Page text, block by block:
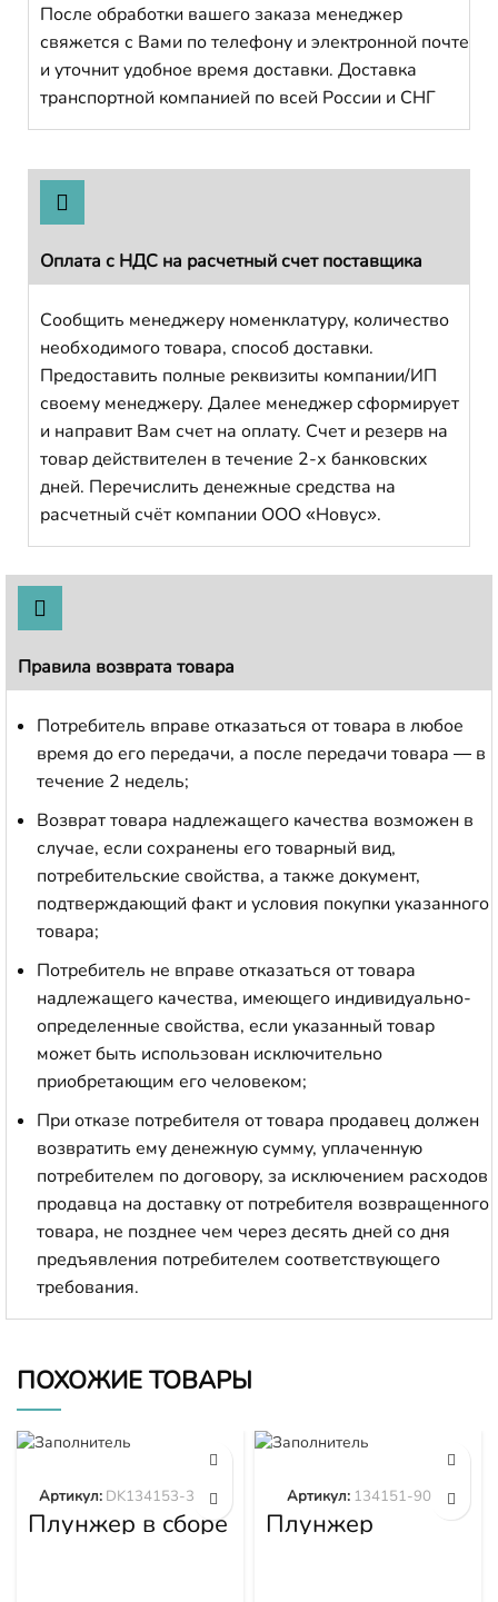
После обработки вашего заказа менеджер
свяжется с Вами по телефону и электронной почте
и уточнит удобное время доставки. Доставка
транспортной компанией по всей России и СНГ
Оплата с НДС на расчетный счет поставщика
Сообщить менеджеру номенклатуру, количество
необходимого товара, способ доставки.
Предоставить полные реквизиты компании/ИП
своему менеджеру. Далее менеджер сформирует
и направит Вам счет на оплату. Счет и резерв на
товар действителен в течение 2-х банковских
дней. Перечислить денежные средства на
расчетный счёт компании ООО «Новус».
Правила возврата товара
Потребитель вправе отказаться от товара в любое
время до его передачи, а после передачи товара — в
течение 2 недель;
Возврат товара надлежащего качества возможен в
случае, если сохранены его товарный вид,
потребительские свойства, а также документ,
подтверждающий факт и условия покупки указанного
товара;
Потребитель не вправе отказаться от товара
надлежащего качества, имеющего индивидуально-
определенные свойства, если указанный товар
может быть использован исключительно
приобретающим его человеком;
При отказе потребителя от товара продавец должен
возвратить ему денежную сумму, уплаченную
потребителем по договору, за исключением расходов
продавца на доставку от потребителя возвращенного
товара, не позднее чем через десять дней со дня
предъявления потребителем соответствующего
требования.
ПОХОЖИЕ ТОВАРЫ
Плунжер в сборе
DK134153-3520
Артикул: DK134153-3520
Плунжер
134151-9020
Артикул: 134151-9020